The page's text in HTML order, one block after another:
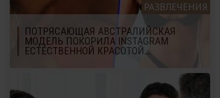
РАЗВЛЕЧЕНИЯ
ПОТРЯСАЮЩАЯ АВСТРАЛИЙСКАЯ
МОДЕЛЬ ПОКОРИЛА INSTAGRAM
ЕСТЕСТВЕННОЙ КРАСОТОЙ...